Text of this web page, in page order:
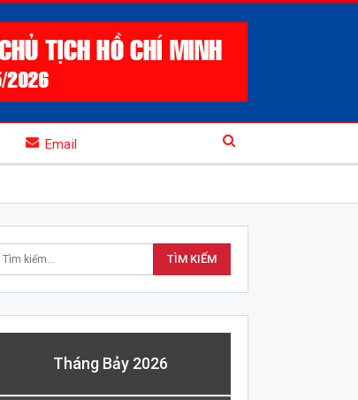
Email
Tháng Bảy 2026